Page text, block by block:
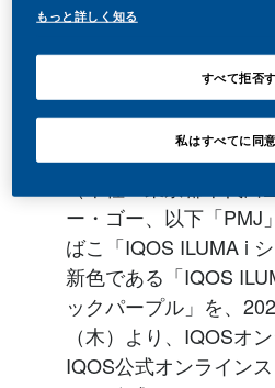
フィリップ モリス ジ
ー・ゴー、以下「PMJ
ばこ「IQOS ILUMA i シ
新色である「IQOS
ックパープル」を、
（木）より、IQOSオ
IQOS公式オンライン
もっと詳しく知る
すべて拒否
私はすべてに同